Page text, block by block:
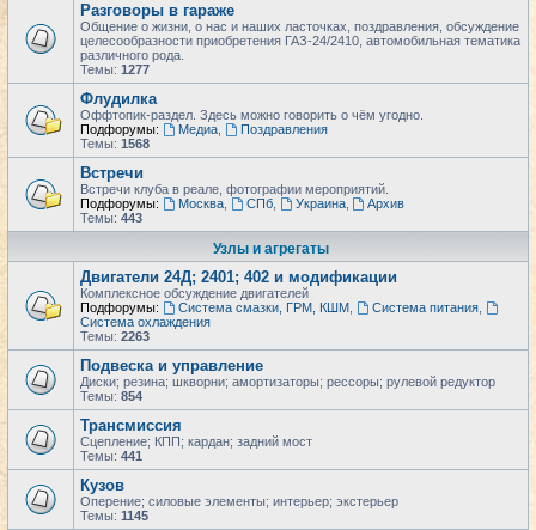
Разговоры в гараже
Общение о жизни, о нас и наших ласточках, поздравления, обсуждение
целесообразности приобретения ГАЗ-24/2410, автомобильная тематика
различного рода.
Темы: 1277
Флудилка
Оффтопик-раздел. Здесь можно говорить о чём угодно.
Подфорумы:
Медиа,
Поздравления
Темы: 1568
Встречи
Встречи клуба в реале, фотографии мероприятий.
Подфорумы:
Москва, СПб, Украина,
Архив
Темы: 443
Узлы и агрегаты
Двигатели 24Д; 2401; 402 и модификации
Комплексное обсуждение двигателей
Подфорумы:
Система смазки, ГРМ, КШМ, Система питания,
Система охлаждения
Темы: 2263
Подвеска и управление
Диски; резина; шкворни; амортизаторы; рессоры; рулевой редуктор
Темы: 854
Трансмиссия
Сцепление; КПП; кардан; задний мост
Темы: 441
Кузов
Оперение; силовые элементы; интерьер; экстерьер
Темы: 1145